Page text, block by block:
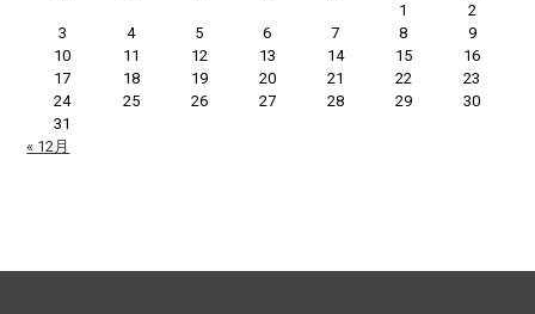
1
2
3
4 5 6 7 8
9
10
11 12 13 14 15
16
17
18 19 20 21 22
23
24
25 26 27 28 29
30
31
« 12月